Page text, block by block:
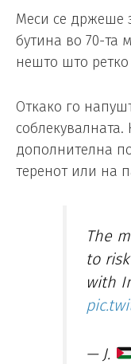
Меси се држеше
бутина во 70-та
нешто што ретко
Откако го
дополнителна
теренот или на
The
to
with
— J.